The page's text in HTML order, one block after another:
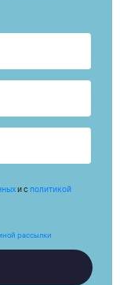
и с политикой
рассылки